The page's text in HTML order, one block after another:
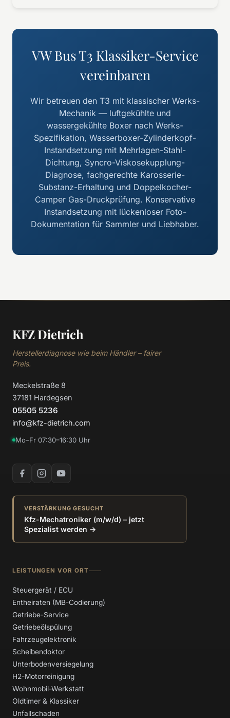
VW Bus T3 Klassiker-Service
vereinbaren
Wir betreuen den T3 mit klassischer Werks-
Mechanik — luftgekühlte und
wassergekühlte Boxer nach Werks-
Spezifikation, Wasserboxer-Zylinderkopf-
Instandsetzung mit Mehrlagen-Stahl-
Dichtung, Syncro-Viskosekupplung-
Diagnose, fachgerechte Karosserie-
Substanz-Erhaltung und Doppelkocher-
Camper Gas-Druckprüfung. Konservative
Instandsetzung mit lückenloser Foto-
Dokumentation für Sammler und Liebhaber.
KFZ Dietrich
Herstellerdiagnose wie beim Händler – fairer
Preis.
Meckelstraße 8
37181 Hardegsen
05505 5236
info@kfz-dietrich.com
Mo–Fr 07:30–16:30 Uhr
VERSTÄRKUNG GESUCHT
Kfz-Mechatroniker (m/w/d) – jetzt
Spezialist werden →
LEISTUNGEN VOR ORT
Steuergerät / ECU
Entheiraten (MB-Codierung)
Getriebe-Service
Getriebeölspülung
Fahrzeugelektronik
Scheibendoktor
Unterbodenversiegelung
H2-Motorreinigung
Wohnmobil-Werkstatt
Oldtimer & Klassiker
Unfallschaden